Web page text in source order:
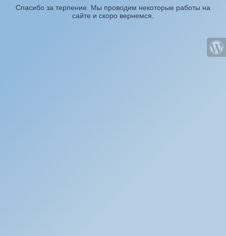
Спасибо за терпение. Мы проводим некоторые работы на
сайте и скоро вернемся.